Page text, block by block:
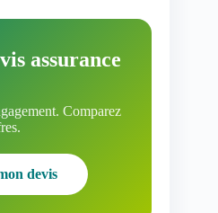
assurance
Comparez
devis